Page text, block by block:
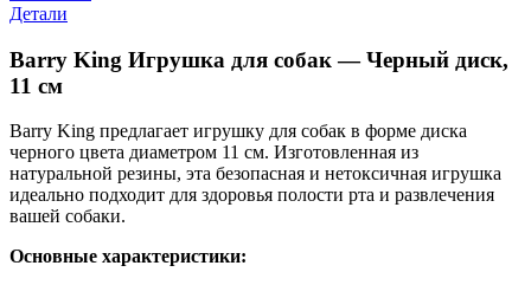
Детали
Barry King Игрушка для собак — Черный диск,
11 см
Barry King предлагает игрушку для собак в форме диска
черного цвета диаметром 11 см. Изготовленная из
натуральной резины, эта безопасная и нетоксичная игрушка
идеально подходит для здоровья полости рта и развлечения
вашей собаки.
Основные характеристики: